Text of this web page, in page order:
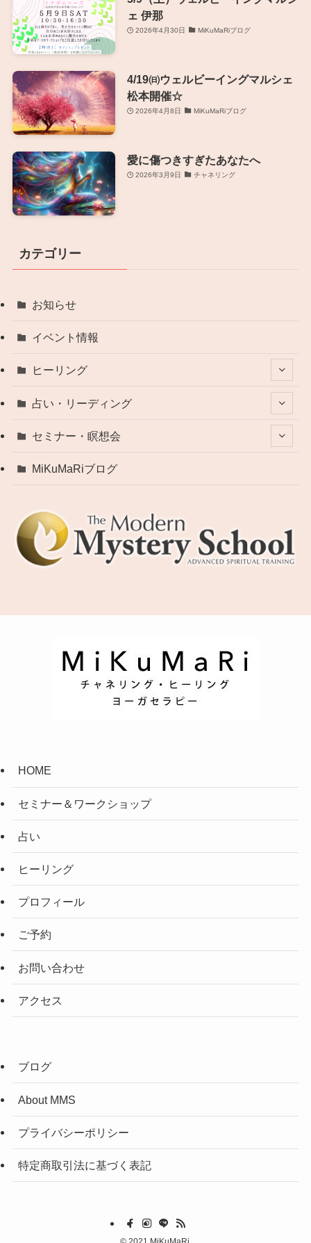
ェ 伊那
2026年4月30日 MiKuMaRiブログ
4/19㈰ウェルビーイングマルシェ
松本開催☆
2026年4月8日 MiKuMaRiブログ
愛に傷つきすぎたあなたへ
2026年3月9日 チャネリング
カテゴリー
お知らせ
イベント情報
ヒーリング
占い・リーディング
セミナー・瞑想会
MiKuMaRiブログ
HOME
セミナー＆ワークショップ
占い
ヒーリング
プロフィール
ご予約
お問い合わせ
アクセス
ブログ
About MMS
プライバシーポリシー
特定商取引法に基づく表記